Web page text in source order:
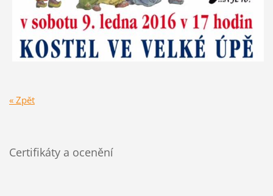
« Zpět
Certifikáty a ocenění